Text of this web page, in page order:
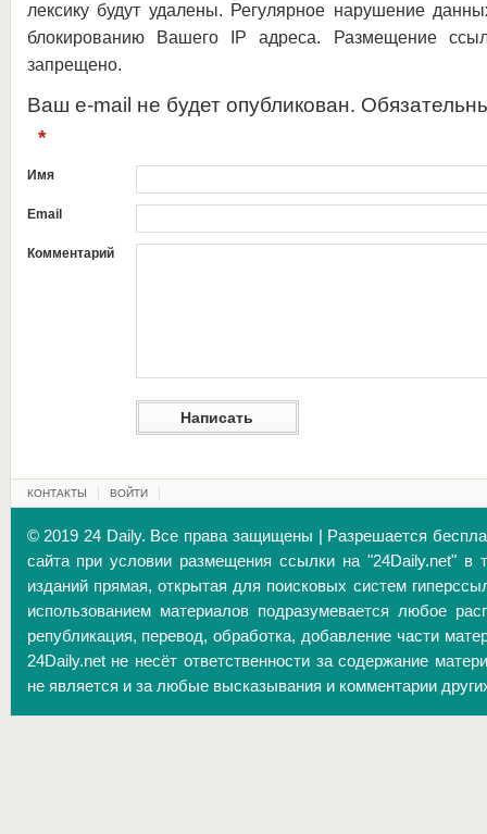
лексику будут удалены. Регулярное нарушение
блокированию Вашего IP адреса. Размещение
запрещено.
Ваш e-mail не будет опубликован.
*
Имя
Email
Комментарий
КОНТАКТЫ ВОЙТИ
© 2019 24 Daily. Все права защищены | Разрешается
сайта при условии размещения ссылки на "24Daily.net" в
изданий прямая, открытая для поисковых систем
использованием материалов подразумевается любое
републикация, перевод, обработка, добавление части
24Daily.net не несёт ответственности за содержание
не является и за любые высказывания и комментарии